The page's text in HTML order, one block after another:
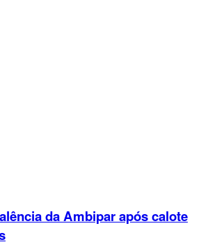
da Ambipar após calote